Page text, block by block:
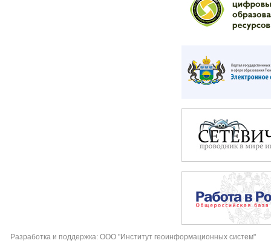
Разработка и поддержка: ООО "Институт геоинформационных систем"